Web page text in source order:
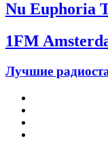
Nu Euphoria
1FM
Лучшие